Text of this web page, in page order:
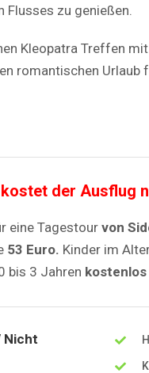
Flusses zu genießen.
Kleopatra Treffen
romantischen Urlaub
der Ausflug
eine Tagestourvon
53 Euro. Kinder im
bis 3 Jahren kostenlos
Nicht